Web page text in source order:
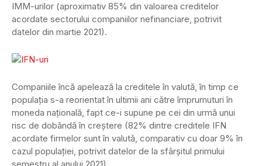
IMM-urilor (aproximativ 85% din valoarea creditelor
acordate sectorului companiilor nefinanciare, potrivit
datelor din martie 2021).
Companiile încă apelează la creditele în valută, în timp ce
populația s-a reorientat în ultimii ani către împrumuturi în
moneda națională, fapt ce-i supune pe cei din urmă unui
risc de dobândă în creștere (82% dintre creditele IFN
acordate firmelor sunt în valută, comparativ cu doar 9% în
cazul populației, potrivit datelor de la sfârșitul primului